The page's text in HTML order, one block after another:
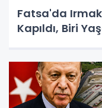
Fatsa'da Irmak
Kapıldı, Biri